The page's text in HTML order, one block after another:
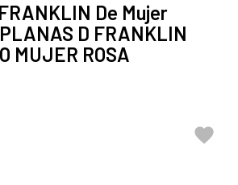
De Mujer
D FRANKLIN
MUJER ROSA
